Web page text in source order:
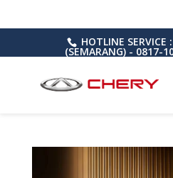
HOTLINE
(SEMARANG) - 0817-